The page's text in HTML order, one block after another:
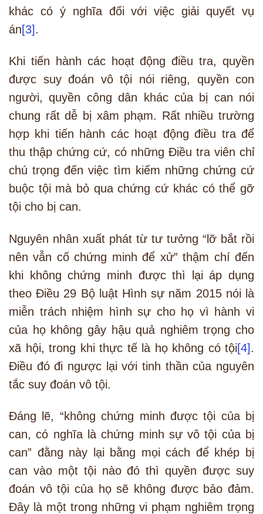
khác có ý nghĩa đối với việc giải quyết vụ
án[3].
Khi tiến hành các hoạt động điều tra, quyền
được suy đoán vô tội nói riêng, quyền con
người, quyền công dân khác của bị can nói
chung rất dễ bị xâm phạm. Rất nhiều trường
hợp khi tiến hành các hoạt động điều tra để
thu thập chứng cứ, có những Điều tra viên chỉ
chú trọng đến việc tìm kiếm những chứng cứ
buộc tội mà bỏ qua chứng cứ khác có thể gỡ
tội cho bị can.
Nguyên nhân xuất phát từ tư tưởng “lỡ bắt rồi
nên vẫn cố chứng minh để xử” thậm chí đến
khi không chứng minh được thì lại áp dụng
theo Điều 29 Bộ luật Hình sự năm 2015 nói là
miễn trách nhiệm hình sự cho họ vì hành vi
của họ không gây hậu quả nghiêm trọng cho
xã hội, trong khi thực tế là họ không có tội[4].
Điều đó đi ngược lại với tinh thần của nguyên
tắc suy đoán vô tội.
Đáng lẽ, “không chứng minh được tội của bị
can, có nghĩa là chứng minh sự vô tội của bị
can” đằng này lại bằng mọi cách để khép bị
can vào một tội nào đó thì quyền được suy
đoán vô tội của họ sẽ không được bảo đảm.
Đây là một trong những vi phạm nghiêm trọng